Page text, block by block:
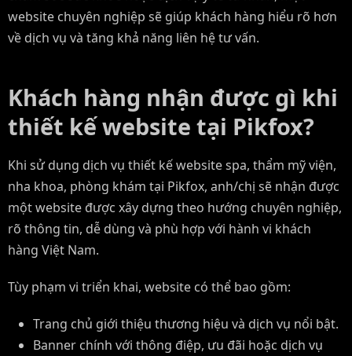
website chuyên nghiệp sẽ giúp khách hàng hiểu rõ hơn
về dịch vụ và tăng khả năng liên hệ tư vấn.
Khách hàng nhận được gì khi
thiết kế website tại Pikfox?
Khi sử dụng dịch vụ thiết kế website spa, thẩm mỹ viện,
nha khoa, phòng khám tại Pikfox, anh/chị sẽ nhận được
một website được xây dựng theo hướng chuyên nghiệp,
rõ thông tin, dễ dùng và phù hợp với hành vi khách
hàng Việt Nam.
Tùy phạm vi triển khai, website có thể bao gồm:
Trang chủ giới thiệu thương hiệu và dịch vụ nổi bật.
Banner chính với thông điệp, ưu đãi hoặc dịch vụ